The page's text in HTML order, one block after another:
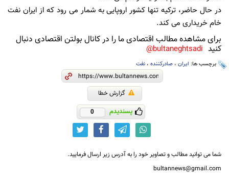
در حال حاضر، ترکیه تنها کشور اروپایی به شمار می رود که از ایران نفت
خام خریداری می کند.
برای مشاهده مطالب اقتصادی ما را در کانال بولتن اقتصادی دنبال
کنید bultaneghtsadi@
برچسب ها: ایران ، صادرکننده ، نفت
گزارش خطا
پسندیدم 0
شما می توانید مطالب و تصاویر خود را به آدرس زیر ارسال فرمایید.
bultannews@gmail.com